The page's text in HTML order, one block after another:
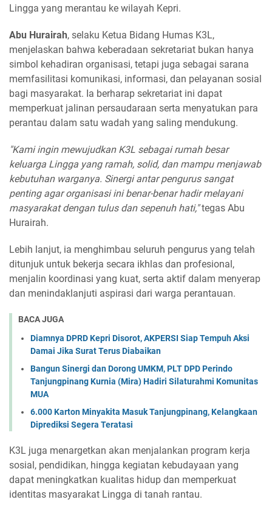
Lingga yang merantau ke wilayah Kepri.
Abu Hurairah, selaku Ketua Bidang Humas K3L,
menjelaskan bahwa keberadaan sekretariat bukan hanya
simbol kehadiran organisasi, tetapi juga sebagai sarana
memfasilitasi komunikasi, informasi, dan pelayanan sosial
bagi masyarakat. Ia berharap sekretariat ini dapat
memperkuat jalinan persaudaraan serta menyatukan para
perantau dalam satu wadah yang saling mendukung.
"Kami ingin mewujudkan K3L sebagai rumah besar
keluarga Lingga yang ramah, solid, dan mampu menjawab
kebutuhan warganya. Sinergi antar pengurus sangat
penting agar organisasi ini benar-benar hadir melayani
masyarakat dengan tulus dan sepenuh hati,"tegas Abu
Hurairah.
Lebih lanjut, ia menghimbau seluruh pengurus yang telah
ditunjuk untuk bekerja secara ikhlas dan profesional,
menjalin koordinasi yang kuat, serta aktif dalam menyerap
dan menindaklanjuti aspirasi dari warga perantauan.
BACA JUGA
Diamnya DPRD Kepri Disorot, AKPERSI Siap Tempuh Aksi
Damai Jika Surat Terus Diabaikan
Bangun Sinergi dan Dorong UMKM, PLT DPD Perindo
Tanjungpinang Kurnia (Mira) Hadiri Silaturahmi Komunitas
MUA
6.000 Karton Minyakita Masuk Tanjungpinang, Kelangkaan
Diprediksi Segera Teratasi
K3L juga menargetkan akan menjalankan program kerja
sosial, pendidikan, hingga kegiatan kebudayaan yang
dapat meningkatkan kualitas hidup dan memperkuat
identitas masyarakat Lingga di tanah rantau.